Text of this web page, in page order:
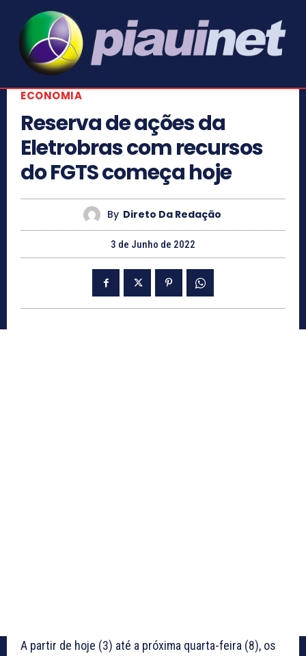
ECONOMIA
Reserva de ações da
Eletrobras com recursos
do FGTS começa hoje
By Direto Da Redação
3 de Junho de 2022
A partir de hoje (3) até a próxima quarta-feira (8), os